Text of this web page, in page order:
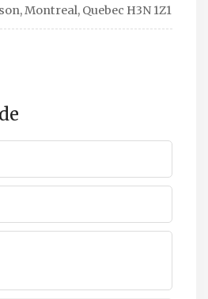
Montreal, Quebec H3N 1Z1